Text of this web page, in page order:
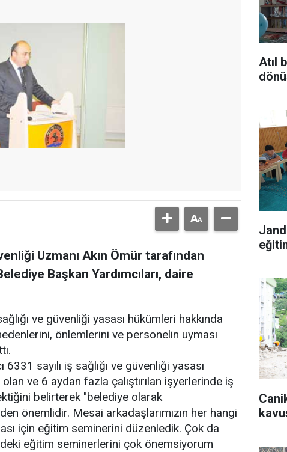
Uzmanı Akın Ömür tarafından
Başkan Yardımcıları, daire
ve güvenliği yasası hükümleri hakkında
önlemlerini ve personelin uyması
sayılı iş sağlığı ve güvenliği yasası
ve 6 aydan fazla çalıştırılan işyerlerinde iş
belirterek "belediye olarak
önemlidir. Mesai arkadaşlarımızın her hangi
için eğitim seminerini düzenledik. Çok da
eğitim seminerlerini çok önemsiyorum
Atıl